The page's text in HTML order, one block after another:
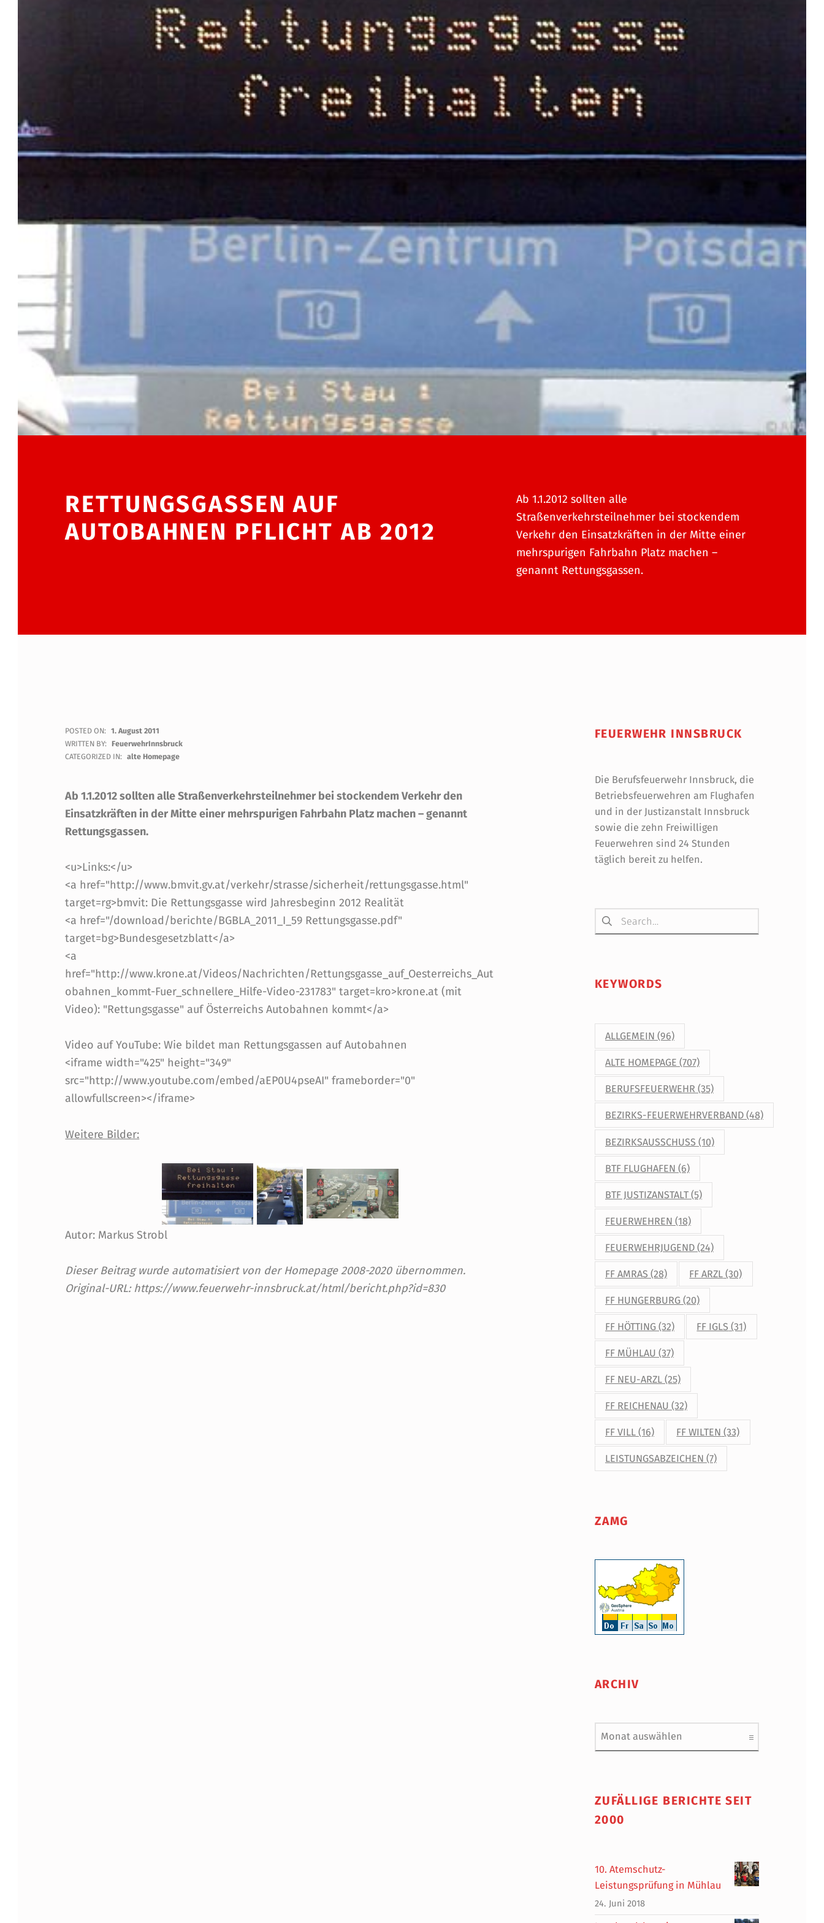
RETTUNGSGASSEN AUF
AUTOBAHNEN PFLICHT AB 2012
Ab 1.1.2012 sollten alle
Straßenverkehrsteilnehmer bei stockendem
Verkehr den Einsatzkräften in der Mitte einer
mehrspurigen Fahrbahn Platz machen –
genannt Rettungsgassen.
R
E
T
T
N
G
S
G
A
S
S
E
N
A
U
T
O
POSTED ON: 1. August 2011
WRITTEN BY: FeuerwehrInnsbruck
CATEGORIZED IN: alte Homepage
Ab 1.1.2012 sollten alle Straßenverkehrsteilnehmer bei stockendem Verkehr den
Einsatzkräften in der Mitte einer mehrspurigen Fahrbahn Platz machen – genannt
Rettungsgassen.
<u>Links:</u>
<a href="http://www.bmvit.gv.at/verkehr/strasse/sicherheit/rettungsgasse.html"
target=rg>bmvit: Die Rettungsgasse wird Jahresbeginn 2012 Realität
<a href="/download/berichte/BGBLA_2011_I_59 Rettungsgasse.pdf"
target=bg>Bundesgesetzblatt</a>
<a
href="http://www.krone.at/Videos/Nachrichten/Rettungsgasse_auf_Oesterreichs_Aut
obahnen_kommt-Fuer_schnellere_Hilfe-Video-231783" target=kro>krone.at (mit
Video): "Rettungsgasse" auf Österreichs Autobahnen kommt</a>
Video auf YouTube: Wie bildet man Rettungsgassen auf Autobahnen
<iframe width="425" height="349"
src="http://www.youtube.com/embed/aEP0U4pseAI" frameborder="0"
allowfullscreen></iframe>
Weitere Bilder:
Autor: Markus Strobl
Dieser Beitrag wurde automatisiert von der Homepage 2008-2020 übernommen.
Original-URL: https://www.feuerwehr-innsbruck.at/html/bericht.php?id=830
FEUERWEHR INNSBRUCK
Die Berufsfeuerwehr Innsbruck, die
Betriebsfeuerwehren am Flughafen
und in der Justizanstalt Innsbruck
sowie die zehn Freiwilligen
Feuerwehren sind 24 Stunden
täglich bereit zu helfen.
Suchen nach:
KEYWORDS
ALLGEMEIN (96)
ALTE HOMEPAGE (707)
BERUFSFEUERWEHR (35)
BEZIRKS-FEUERWEHRVERBAND (48)
BEZIRKSAUSSCHUSS (10)
BTF FLUGHAFEN (6)
BTF JUSTIZANSTALT (5)
FEUERWEHREN (18)
FEUERWEHRJUGEND (24)
FF AMRAS (28) FF ARZL (30)
FF HUNGERBURG (20)
FF HÖTTING (32) FF IGLS (31)
FF MÜHLAU (37)
FF NEU-ARZL (25)
FF REICHENAU (32)
FF VILL (16) FF WILTEN (33)
LEISTUNGSABZEICHEN (7)
ZAMG
ARCHIV
Archiv
ZUFÄLLIGE BERICHTE SEIT
2000
10. Atemschutz-
Leistungsprüfung in Mühlau
24. Juni 2018